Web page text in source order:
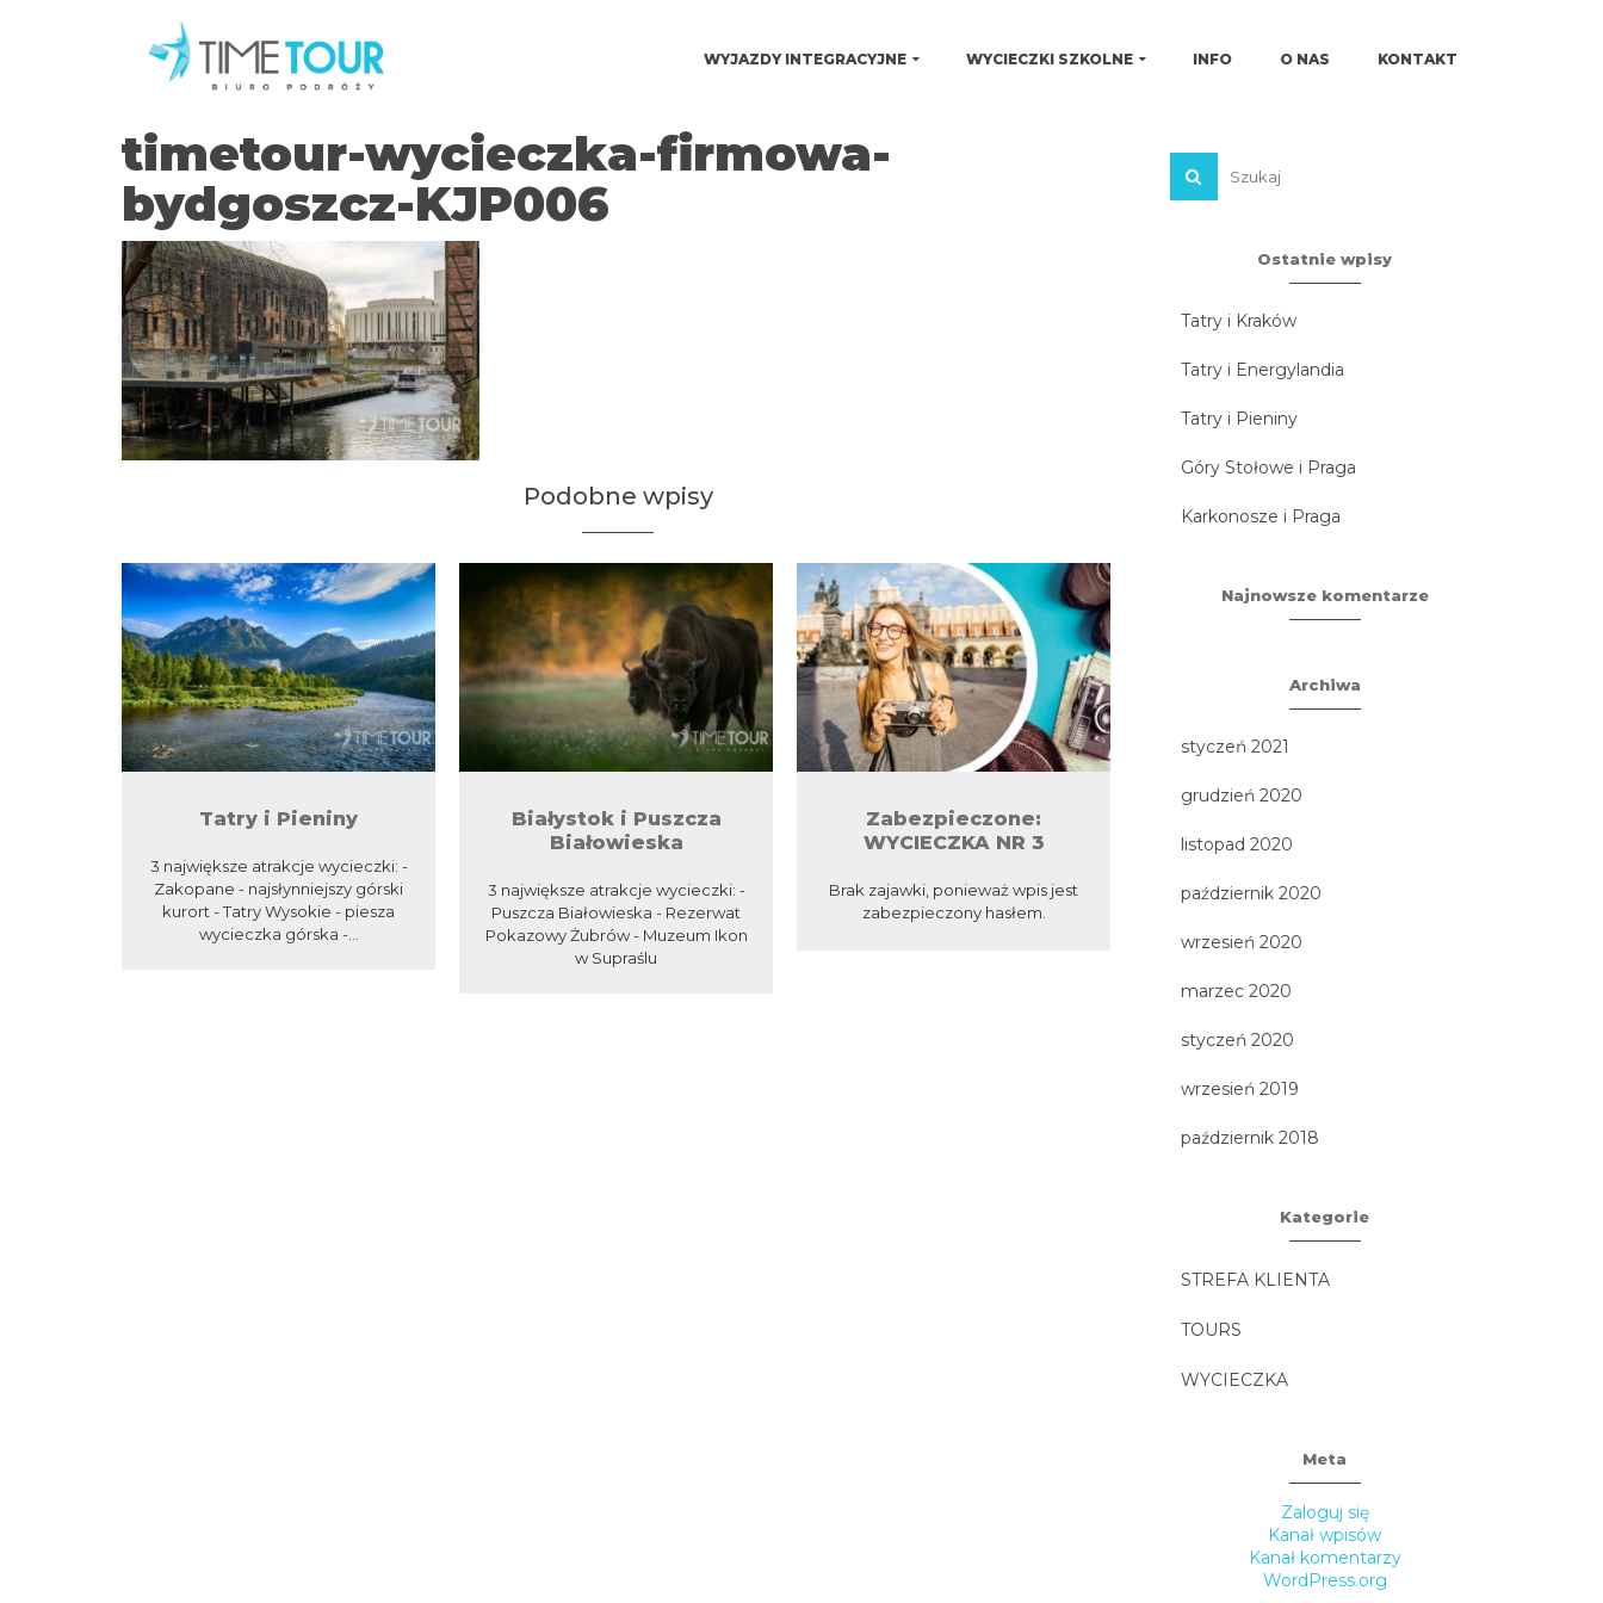
WYJAZDY INTEGRACYJNE WYCIECZKI SZKOLNE INFO O NAS KONTAKT
timetour-wycieczka-firmowa-
bydgoszcz-KJP006
Podobne wpisy
Tatry i Pieniny
3 największe atrakcje wycieczki: -
Zakopane - najsłynniejszy górski
kurort - Tatry Wysokie - piesza
wycieczka górska -...
Białystok i Puszcza
Białowieska
3 największe atrakcje wycieczki: -
Puszcza Białowieska - Rezerwat
Pokazowy Żubrów - Muzeum Ikon
w Supraślu
Zabezpieczone:
WYCIECZKA NR 3
Brak zajawki, ponieważ wpis jest
zabezpieczony hasłem.
WYCIECZKA NR 2
Brak zajawki, ponieważ wpis jest
Ostatnie wpisy
Tatry i Kraków
Tatry i Energylandia
Tatry i Pieniny
Góry Stołowe i Praga
Karkonosze i Praga
Najnowsze komentarze
Archiwa
styczeń 2021
grudzień 2020
listopad 2020
październik 2020
wrzesień 2020
marzec 2020
styczeń 2020
wrzesień 2019
październik 2018
Kategorie
STREFA KLIENTA
TOURS
WYCIECZKA
Meta
Zaloguj się
Kanał wpisów
Kanał komentarzy
WordPress.org